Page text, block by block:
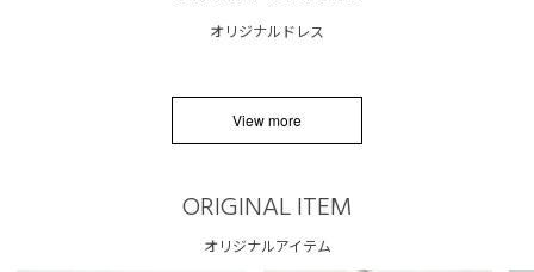
オリジナルドレス
View more
ORIGINAL ITEM
オリジナルアイテム